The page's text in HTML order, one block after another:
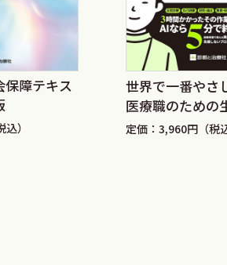
部位，急性，慢性の別
レセプト病名）の禁止
読性
載すること
保障テキス
）
世界で一番やさ
医療職のための
AI「超」入門講
定価：3,960円（税